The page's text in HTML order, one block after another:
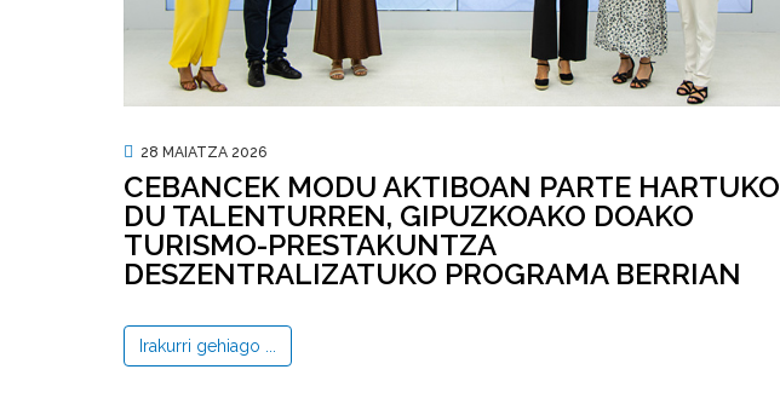
28 MAIATZA 2026
CEBANCEK MODU AKTIBOAN PARTE HARTUKO
DU TALENTURREN, GIPUZKOAKO DOAKO
TURISMO-PRESTAKUNTZA
DESZENTRALIZATUKO PROGRAMA BERRIAN
Irakurri gehiago ...